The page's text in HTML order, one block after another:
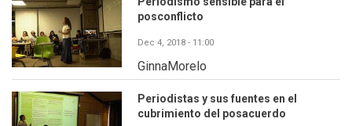
posconflicto
Dec 4, 2018 - 11:00
GinnaMorelo
Periodistas y sus fuentes en el
cubrimiento del posacuerdo